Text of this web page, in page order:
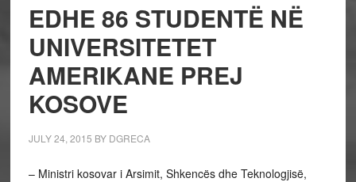
EDHE 86 STUDENTË NË
UNIVERSITETET
AMERIKANE PREJ
KOSOVE
JULY 24, 2015 BY DGRECA
– Ministri kosovar i Arsimit, Shkencës dhe Teknologjisë,